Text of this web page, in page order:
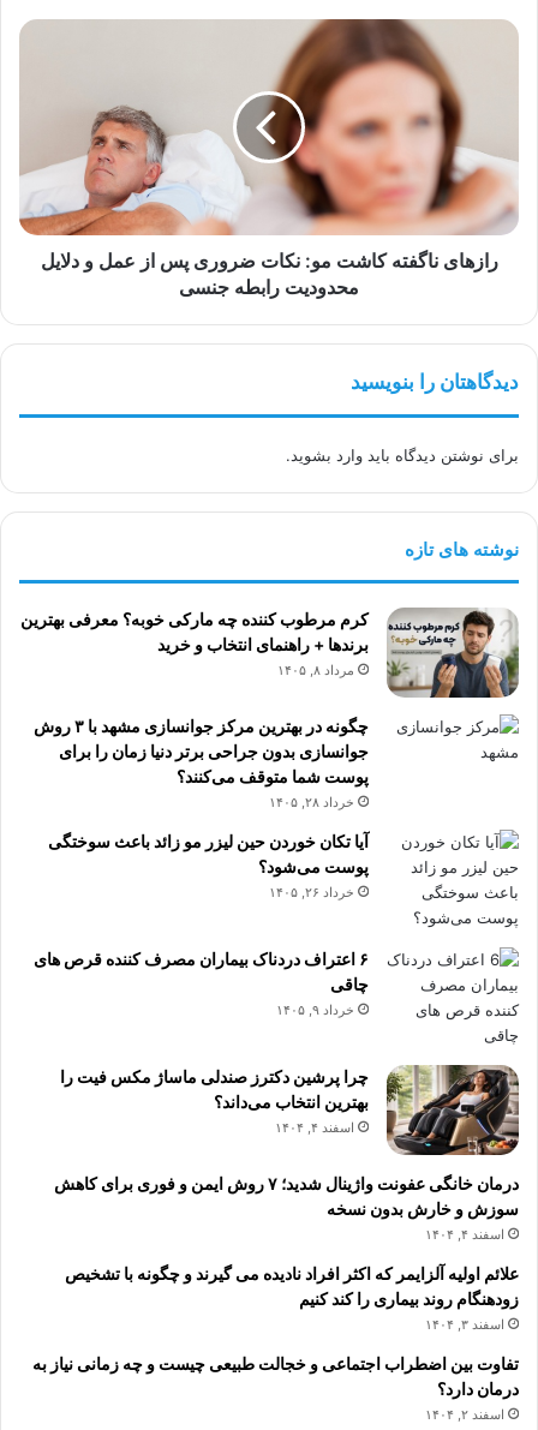
سریع
رازهای
ضروری
پس
از
عمل
رازهای ناگفته کاشت مو: نکات ضروری پس از عمل و دلایل
محدودیت رابطه جنسی
دیدگاهتان را بنویسید
برای نوشتن دیدگاه باید وارد بشوید.
نوشته های تازه
کرم مرطوب کننده چه مارکی خوبه؟ معرفی بهترین
برندها + راهنمای انتخاب و خرید
مرداد ۸, ۱۴۰۵
چگونه در بهترین مرکز جوانسازی مشهد با ۳ روش
جوانسازی بدون جراحی برتر دنیا زمان را برای
پوست شما متوقف می‌کنند؟
خرداد ۲۸, ۱۴۰۵
آیا تکان خوردن حین لیزر مو زائد باعث سوختگی
پوست می‌شود؟
خرداد ۲۶, ۱۴۰۵
۶ اعتراف دردناک بیماران مصرف کننده قرص های
چاقی
خرداد ۹, ۱۴۰۵
چرا پرشین دکترز صندلی ماساژ مکس فیت را
بهترین انتخاب می‌داند؟
اسفند ۴, ۱۴۰۴
درمان خانگی عفونت واژینال شدید؛ ۷ روش ایمن و فوری برای کاهش
سوزش و خارش بدون نسخه
اسفند ۴, ۱۴۰۴
علائم اولیه آلزایمر که اکثر افراد نادیده می گیرند و چگونه با تشخیص
زودهنگام روند بیماری را کند کنیم
اسفند ۳, ۱۴۰۴
تفاوت بین اضطراب اجتماعی و خجالت طبیعی چیست و چه زمانی نیاز به
درمان دارد؟
اسفند ۲, ۱۴۰۴